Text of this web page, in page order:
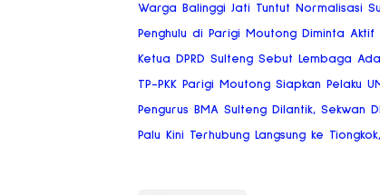
Warga Balinggi Jati Tuntut Normalisasi
Penghulu di Parigi Moutong Diminta
Ketua DPRD Sulteng Sebut Lembaga
TP-PKK Parigi Moutong Siapkan Pelaku
Pengurus BMA Sulteng Dilantik, Sekwan
Palu Kini Terhubung Langsung ke